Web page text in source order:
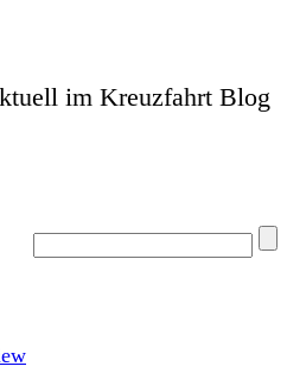
im Kreuzfahrt Blog